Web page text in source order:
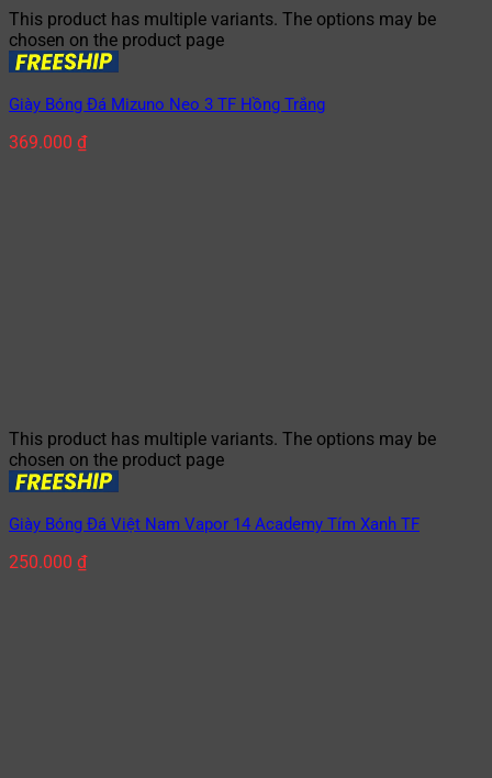
This product has multiple variants. The options may be
chosen on the product page
Giày Bóng Đá Mizuno Neo 3 TF Hồng Trắng
369.000 ₫
This product has multiple variants. The options may be
chosen on the product page
Giày Bóng Đá Việt Nam Vapor 14 Academy Tím Xanh TF
250.000 ₫